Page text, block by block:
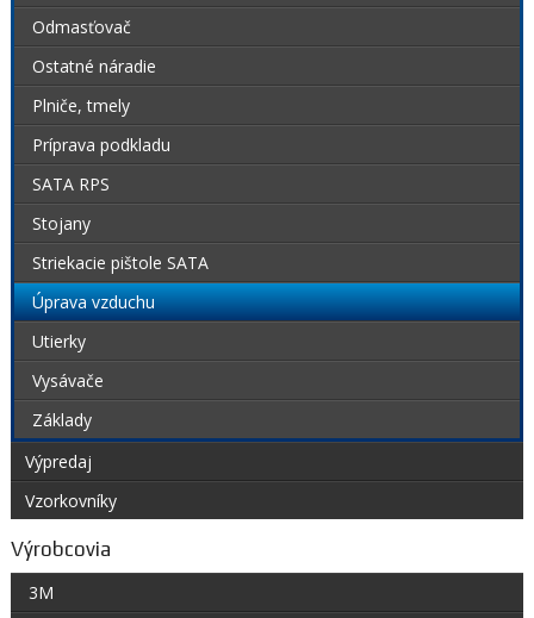
Odmasťovač
Ostatné náradie
Plniče, tmely
Príprava podkladu
SATA RPS
Stojany
Striekacie pištole SATA
Úprava vzduchu
Utierky
Vysávače
Základy
Výpredaj
Vzorkovníky
Výrobcovia
3M